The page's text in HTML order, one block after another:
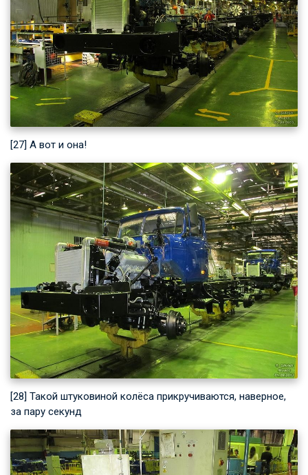
[27] А вот и она!
[28] Такой штуковиной колёса прикручиваются, наверное,
за пару секунд